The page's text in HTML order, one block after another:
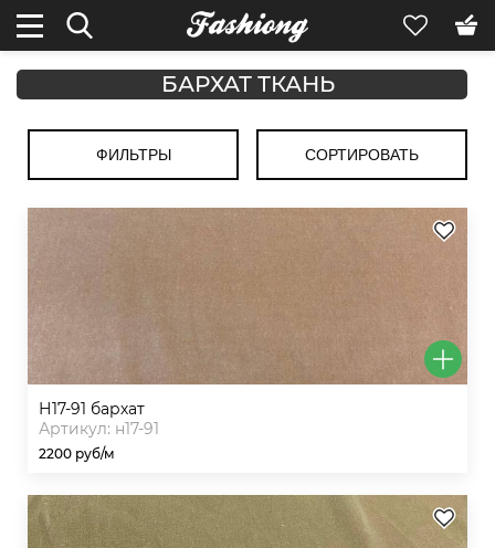
БАРХАТ ТКАНЬ
ФИЛЬТРЫ СОРТИРОВАТЬ
н17-91 бархат
Артикул: н17-91
2200 руб/м